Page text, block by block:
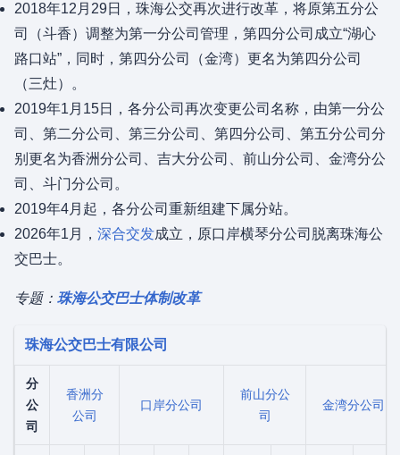
2018年12月29日，珠海公交再次进行改革，将原第五分公
司（斗香）调整为第一分公司管理，第四分公司成立“湖心
路口站”，同时，第四分公司（金湾）更名为第四分公司
（三灶）。
2019年1月15日，各分公司再次变更公司名称，由第一分公
司、第二分公司、第三分公司、第四分公司、第五分公司分
别更名为香洲分公司、吉大分公司、前山分公司、金湾分公
司、斗门分公司。
2019年4月起，各分公司重新组建下属分站。
2026年1月， 深合交发成立，原口岸横琴分公司脱离珠海公
交巴士。
专题： 珠海公交巴士体制改革
珠海公交巴士有限公司
分
公
司
香洲分
公司
口岸分公司
前山分公
司
金湾分公司